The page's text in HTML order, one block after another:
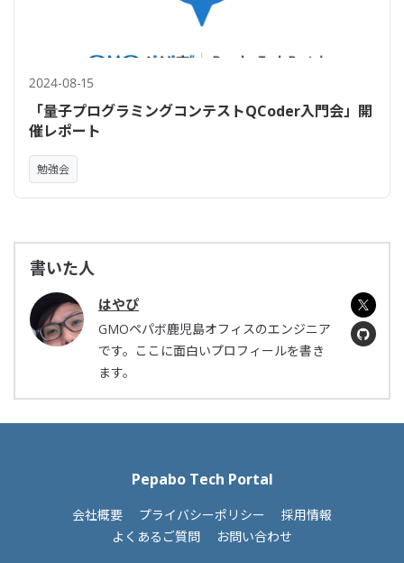
2024-08-15
「量子プログラミングコンテストQCoder入門会」開
催レポート
勉強会
書いた人
はやぴ
GMOペパボ鹿児島オフィスのエンジニア
です。ここに面白いプロフィールを書き
ます。
Pepabo Tech Portal
会社概要 プライバシーポリシー
採用情報
よくあるご質問
お問い合わせ